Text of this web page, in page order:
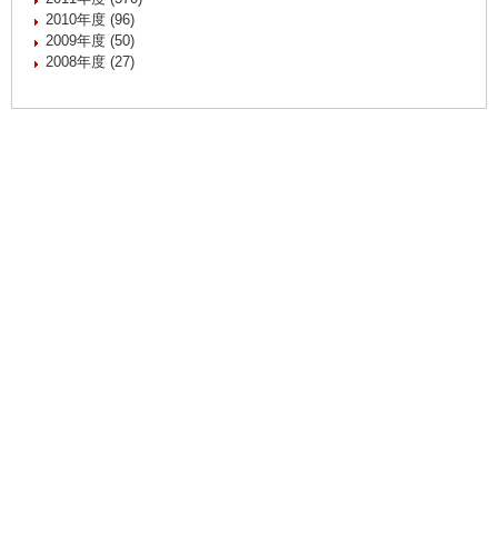
2010年度 (96)
2009年度 (50)
2008年度 (27)